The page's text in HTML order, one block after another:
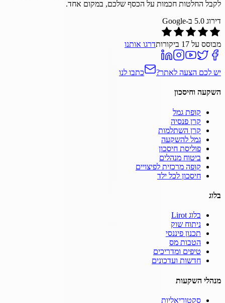
לקבל החלטות חכמות על הכסף שלכם, במקום אחד.
דירוג 5.0 ב-Google
מבוסס על 17 ביקורותדרגו אותנו
יש לכם הצעה לאתר? כתבו לנו
השקעה וחיסכון
קופת גמל
קרן פנסיה
קרן השתלמות
גמל להשקעה
פוליסת חיסכון
ביטוח מנהלים
קופה מרכזית לפיצויים
חיסכון לכל ילד
בלוג
בלוג Lirot
ניתוח שוק
תכנון פיננסי
הטבות מס
טיפים ומדריכים
חדשות ועדכונים
מנהלי השקעות
סקטוריאליות